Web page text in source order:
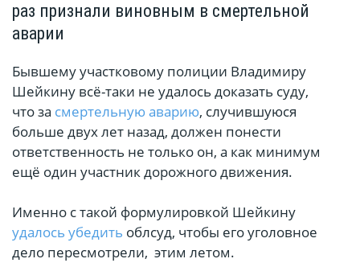
раз признали виновным в смертельной
аварии
Бывшему участковому полиции Владимиру
Шейкину всё-таки не удалось доказать суду,
что за смертельную аварию, случившуюся
больше двух лет назад, должен понести
ответственность не только он, а как минимум
ещё один участник дорожного движения.
Именно с такой формулировкой Шейкину
удалось убедить облсуд, чтобы его уголовное
дело пересмотрели, этим летом.